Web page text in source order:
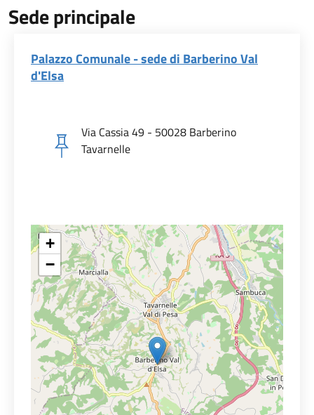
Sede principale
Palazzo Comunale - sede di Barberino Val
d'Elsa
Via Cassia 49 - 50028 Barberino
Tavarnelle
+
−